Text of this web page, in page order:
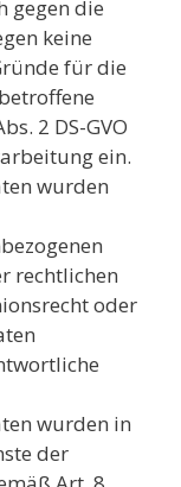
gegen die
keine
für die
2 DS-GVO
ein.
wurden
rechtlichen
oder
wurden in
der